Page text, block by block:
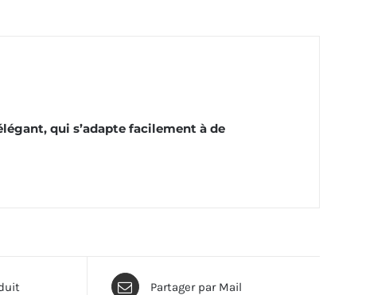
qui s’adapte facilement à de
Partager par Mail